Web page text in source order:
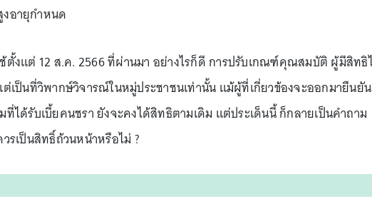
อายุกำหนด
ตั้งแต่ 12 ส.ค. 2566 ที่ผ่านมา อย่างไรก็ดี การปรับเกณฑ์คุณสมบัติ ผู้มีสิทธิ
ต่เป็นที่วิพากษ์วิจารณ์ในหมู่ประชาชนเท่านั้น แม้ผู้ที่เกี่ยวข้องจะออกมายืนยัน
ที่ได้รับเบี้ยคนชรา ยังจะคงได้สิทธิตามเดิม แต่ประเด็นนี้ ก็กลายเป็นคำถาม
รเป็นสิทธิ์ถ้วนหน้าหรือไม่ ?